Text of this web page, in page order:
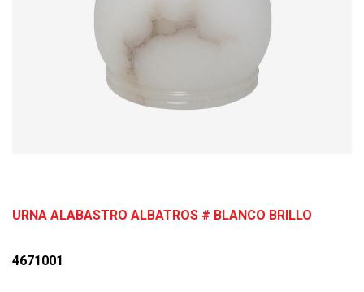
URNA ALABASTRO ALBATROS # BLANCO BRILLO
4671001